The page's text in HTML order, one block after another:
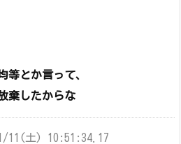
等とか言って、
棄したからな
11(土) 10:51:34.17